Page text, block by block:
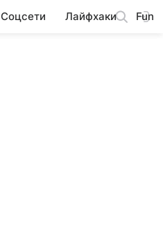
Соцсети Лайфхаки Fun